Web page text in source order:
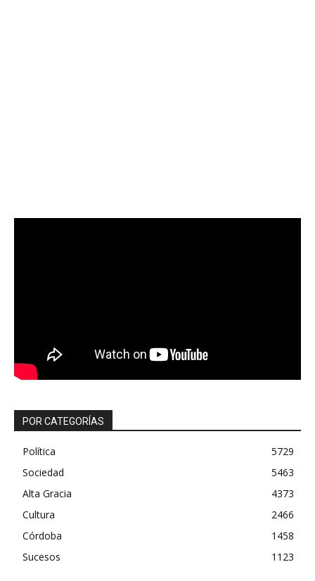
POR CATEGORÍAS
Política
5729
Sociedad
5463
Alta Gracia
4373
Cultura
2466
Córdoba
1458
Sucesos
1123